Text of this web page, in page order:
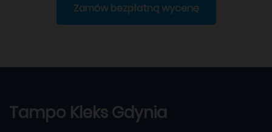
Zamów bezpłatną wycenę
Tampo Kleks Gdynia